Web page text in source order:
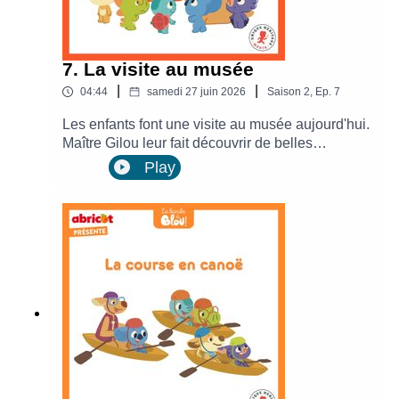
7. La visite au musée
04:44 samedi 27 juin 2026 Saison 2, Ep. 7
Les enfants font une visite au musée aujourd'hui.
Maître Gilou leur fait découvrir de belles
oeuvres.La Bande à Blou est un podcast produit
par Unique Heritage Media et Abricot, le
Blou, chaque mois dans le magazine
Abricot.Interprété par Ambre Gaudet, Tristan de
la Fléchère et Charlotte Ghossoub.Adapté par
Ambre GaudetMise en musique par Léopold
RoyUnique Heritage Media / La Maison du
Podcast / Abricot
Play